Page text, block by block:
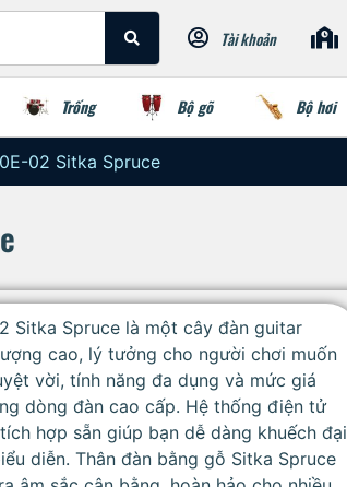
Tài khoản
Trống Bộ gõ Bộ hơi
02 Sitka Spruce
Sitka Spruce là một cây đàn guitar
cao, lý tưởng cho người chơi muốn
vời, tính năng đa dụng và mức giá
dòng đàn cao cấp. Hệ thống điện tử
hợp sẵn giúp bạn dễ dàng khuếch đại
diễn. Thân đàn bằng gỗ Sitka Spruce